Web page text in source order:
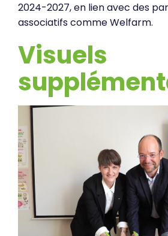
2024-2027, en lien avec des
associatifs comme Welfarm.
Visuels